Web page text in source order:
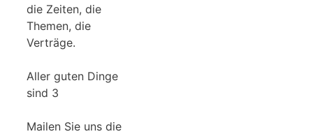
die Zeiten, die
Themen, die
Verträge.
Aller guten Dinge
sind 3
Mailen Sie uns die